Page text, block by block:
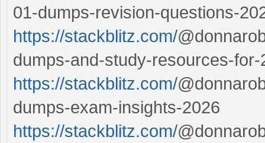
01-dumps-revision-questions-
https://stackblitz.com/
dumps-and-study-resources-for-
https://stackblitz.com/
dumps-exam-insights-2026
https://stackblitz.com/